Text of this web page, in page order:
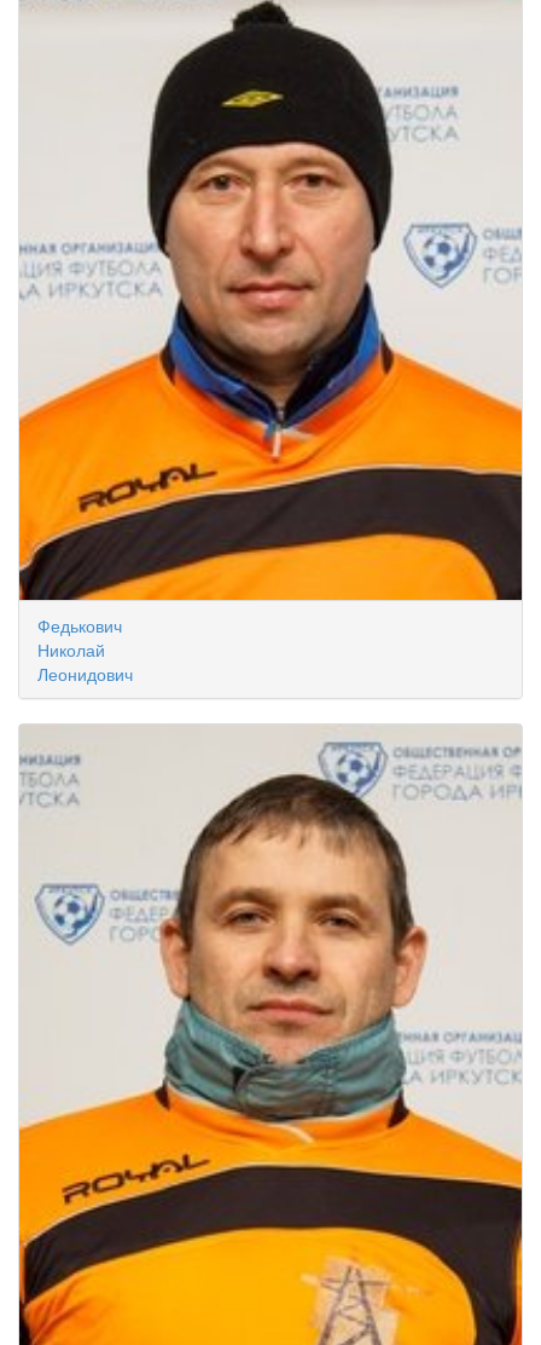
Федькович
Николай
Леонидович